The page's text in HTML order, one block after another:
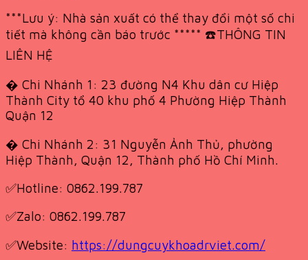
***Lưu ý: Nhà sản xuất có thể thay đổi một số chi
tiết mà không cần báo trước ***** ☎️THÔNG TIN
LIÊN HỆ
� Chi Nhánh 1: 23 đường N4 Khu dân cư Hiệp
Thành City tổ 40 khu phố 4 Phường Hiệp Thành
Quận 12
� Chi Nhánh 2: 31 Nguyễn Ảnh Thủ, phường
Hiệp Thành, Quận 12, Thành phố Hồ Chí Minh.
✅Hotline: 0862.199.787
✅Zalo: 0862.199.787
✅Website: https://dungcuykhoadrviet.com/